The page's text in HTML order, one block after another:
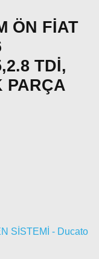
ÖN FİAT
TDİ,
PARÇA
SİSTEMİ - Ducato